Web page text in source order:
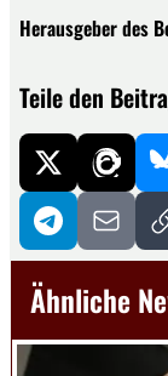
Herausgeber des
Teile den
Ähnliche